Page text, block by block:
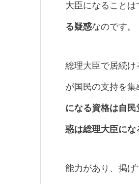
大臣になることは
る疑惑なのです。
総理大臣で居続
が国民の支持を集
になる資格は自
惑は総理大臣に
能力があり、掲